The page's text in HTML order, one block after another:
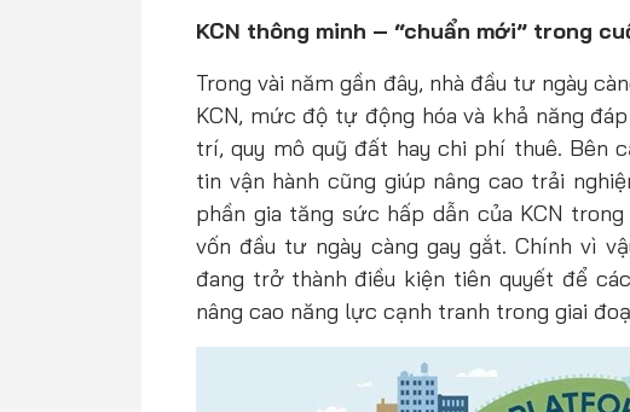
KCN thông minh – “chuẩn mới” trong
Trong vài năm gần đây, nhà đầu tư ngày
KCN, mức độ tự động hóa và khả năng
trí, quy mô quỹ đất hay chi phí thuê. Bên
tin vận hành cũng giúp nâng cao trải
phần gia tăng sức hấp dẫn của KCN
vốn đầu tư ngày càng gay gắt. Chính vì
đang trở thành điều kiện tiên quyết để
nâng cao năng lực cạnh tranh trong giai